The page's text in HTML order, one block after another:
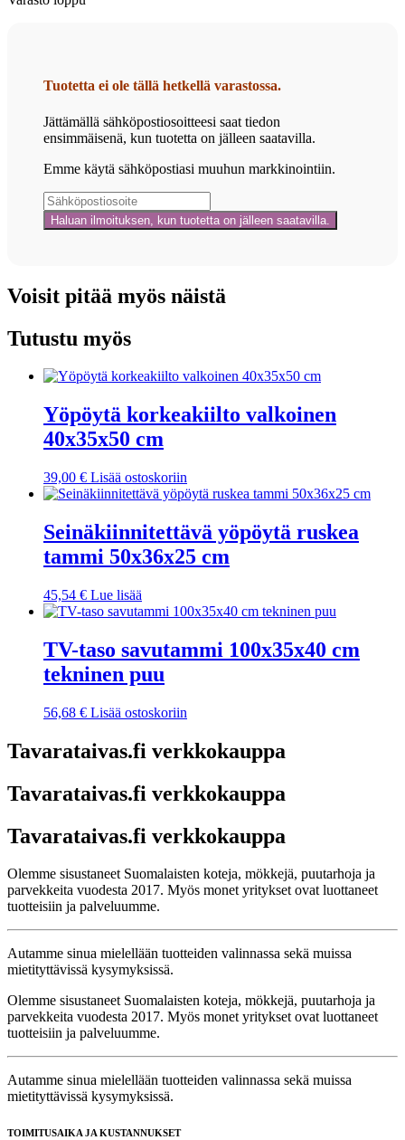
Tuotetta ei ole tällä hetkellä varastossa.
Jättämällä sähköpostiosoitteesi saat tiedon
ensimmäisenä, kun tuotetta on jälleen saatavilla.
Emme käytä sähköpostiasi muuhun markkinointiin.
Voisit pitää myös näistä
Tutustu myös
Yöpöytä korkeakiilto valkoinen
40x35x50 cm
39,00 € Lisää ostoskoriin
Seinäkiinnitettävä yöpöytä ruskea
tammi 50x36x25 cm
45,54 € Lue lisää
TV-taso savutammi 100x35x40 cm
tekninen puu
56,68 € Lisää ostoskoriin
Tavarataivas.fi verkkokauppa
Tavarataivas.fi verkkokauppa
Tavarataivas.fi verkkokauppa
Olemme sisustaneet Suomalaisten koteja, mökkejä, puutarhoja ja
parvekkeita vuodesta 2017. Myös monet yritykset ovat luottaneet
tuotteisiin ja palveluumme.
Autamme sinua mielellään tuotteiden valinnassa sekä muissa
mietityttävissä kysymyksissä.
Olemme sisustaneet Suomalaisten koteja, mökkejä, puutarhoja ja
parvekkeita vuodesta 2017. Myös monet yritykset ovat luottaneet
tuotteisiin ja palveluumme.
Autamme sinua mielellään tuotteiden valinnassa sekä muissa
mietityttävissä kysymyksissä.
TOIMITUSAIKA JA KUSTANNUKSET